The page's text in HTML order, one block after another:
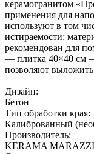
керамогранитом
применения для
используют в том
истираемости:
рекомендован для
— плитка 40×40 см
позволяют
Дизайн:
Бетон
Тип обработки края:
Калиброванный
Производитель:
KERAMA MARAZZI